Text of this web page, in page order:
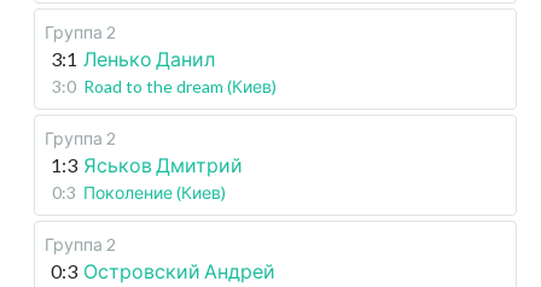
Группа 2
3:1 Ленько Данил
3:0 Road to the dream (Киев)
Группа 2
1:3 Яськов Дмитрий
0:3 Поколение (Киев)
Группа 2
0:3 Островский Андрей